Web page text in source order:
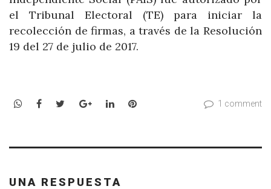
el Tribunal Electoral (TE) para iniciar la
recolección de firmas, a través de la Resolución
19 del 27 de julio de 2017.
WhatsApp
Facebook
TwitterGoogle+LinkedInPinterest 1 comment
UNA RESPUESTA